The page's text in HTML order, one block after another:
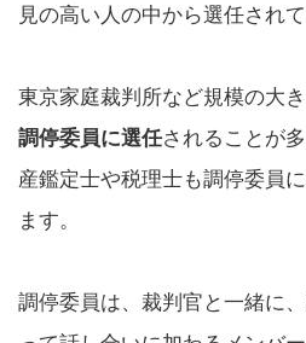
見の高い人の中から選任されて
東京家庭裁判所など規模の大
調停委員に選任されることが
産鑑定士や税理士も調停委員
ます。
調停委員は、裁判官と一緒に